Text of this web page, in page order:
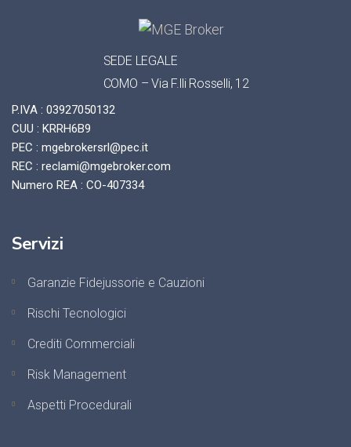
SEDE LEGALE
COMO – Via F.lli Rosselli, 12
P.IVA : 03927050132
CUU : KRRH6B9
PEC : mgebrokersrl@pec.it
REC : reclami@mgebroker.com
Numero REA : CO-407334
Servizi
Garanzie Fidejussorie e Cauzioni
Rischi Tecnologici
Crediti Commerciali
Risk Management
Aspetti Procedurali